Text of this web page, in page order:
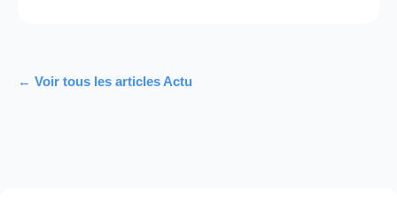
← Voir tous les articles Actu